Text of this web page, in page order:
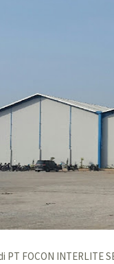
PT FOCON INTERLITE